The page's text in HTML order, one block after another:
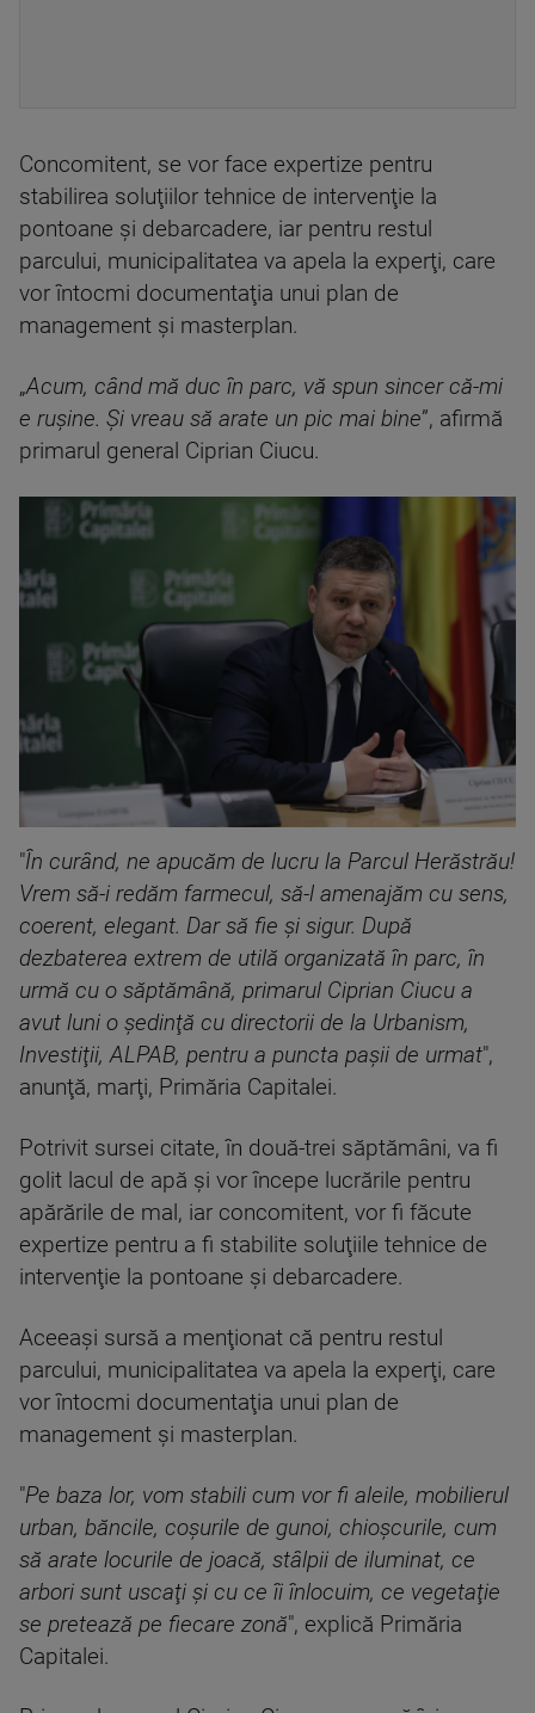
Concomitent, se vor face expertize pentru
stabilirea soluţiilor tehnice de intervenţie la
pontoane şi debarcadere, iar pentru restul
parcului, municipalitatea va apela la experţi, care
vor întocmi documentaţia unui plan de
management şi masterplan.
„Acum, când mă duc în parc, vă spun sincer că-mi
e ruşine. Şi vreau să arate un pic mai bine”, afirmă
primarul general Ciprian Ciucu.
"În curând, ne apucăm de lucru la Parcul Herăstrău!
Vrem să-i redăm farmecul, să-l amenajăm cu sens,
coerent, elegant. Dar să fie şi sigur. După
dezbaterea extrem de utilă organizată în parc, în
urmă cu o săptămână, primarul Ciprian Ciucu a
avut luni o şedinţă cu directorii de la Urbanism,
Investiţii, ALPAB, pentru a puncta paşii de urmat",
anunţă, marţi, Primăria Capitalei.
Potrivit sursei citate, în două-trei săptămâni, va fi
golit lacul de apă şi vor începe lucrările pentru
apărările de mal, iar concomitent, vor fi făcute
expertize pentru a fi stabilite soluţiile tehnice de
intervenţie la pontoane şi debarcadere.
Aceeaşi sursă a menţionat că pentru restul
parcului, municipalitatea va apela la experţi, care
vor întocmi documentaţia unui plan de
management şi masterplan.
"Pe baza lor, vom stabili cum vor fi aleile, mobilierul
urban, băncile, coşurile de gunoi, chioşcurile, cum
să arate locurile de joacă, stâlpii de iluminat, ce
arbori sunt uscaţi şi cu ce îi înlocuim, ce vegetaţie
se pretează pe fiecare zonă", explică Primăria
Capitalei.